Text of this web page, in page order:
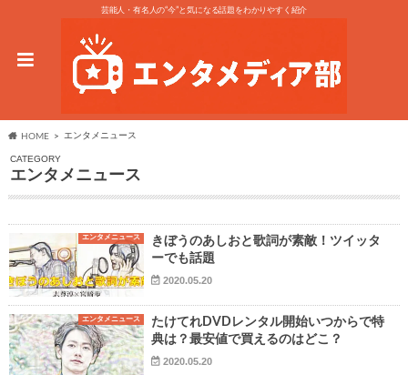
芸能人・有名人の“今”と気になる話題をわかりやすく紹介
HOME エンタメニュース
CATEGORY
エンタメニュース
エンタメニュース
きぼうのあしおと歌詞が素敵！ツイッタ
ーでも話題
2020.05.20
エンタメニュース
たけてれDVDレンタル開始いつからで特
典は？最安値で買えるのはどこ？
2020.05.20